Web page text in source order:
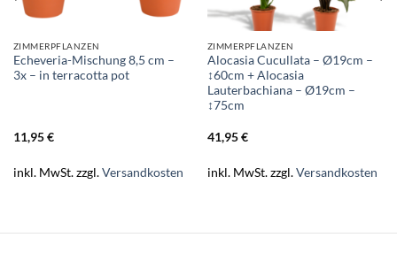
ZIMMERPFLANZEN
Echeveria-Mischung 8,5 cm –
3x – in terracotta pot
11,95€
inkl. MwSt.zzgl.Versandkosten
ZIMMERPFLANZEN
Alocasia Cucullata – Ø19cm –
↕60cm + Alocasia
Lauterbachiana – Ø19cm –
↕75cm
41,95€
inkl. MwSt.zzgl.Versandkosten